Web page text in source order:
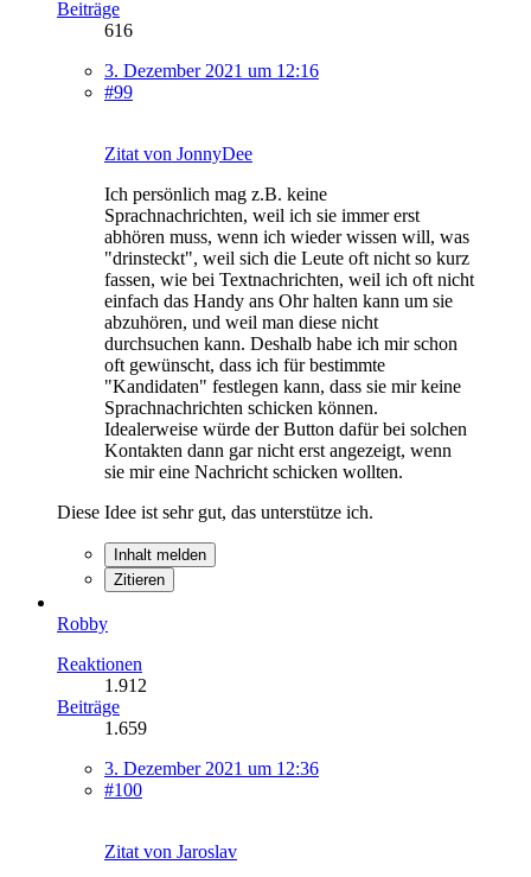
Beiträge
616
3. Dezember 2021 um 12:16
#99
Zitat von JonnyDee
Ich persönlich mag z.B. keine
Sprachnachrichten, weil ich sie immer erst
abhören muss, wenn ich wieder wissen will, was
"drinsteckt", weil sich die Leute oft nicht so kurz
fassen, wie bei Textnachrichten, weil ich oft nicht
einfach das Handy ans Ohr halten kann um sie
abzuhören, und weil man diese nicht
durchsuchen kann. Deshalb habe ich mir schon
oft gewünscht, dass ich für bestimmte
"Kandidaten" festlegen kann, dass sie mir keine
Sprachnachrichten schicken können.
Idealerweise würde der Button dafür bei solchen
Kontakten dann gar nicht erst angezeigt, wenn
sie mir eine Nachricht schicken wollten.
Diese Idee ist sehr gut, das unterstütze ich.
Inhalt melden
Zitieren
Robby
Reaktionen
1.912
Beiträge
1.659
3. Dezember 2021 um 12:36
#100
Zitat von Jaroslav